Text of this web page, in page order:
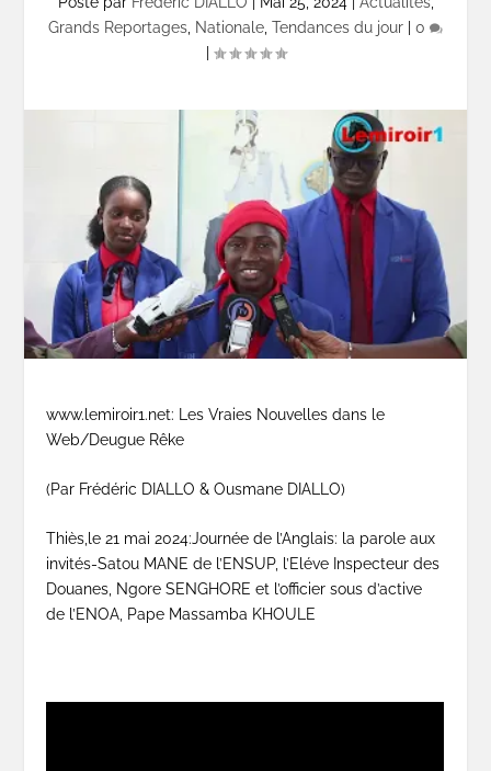
Grands Reportages Nationale Tendances du jour
0
www.lemiroir1.net: Les Vraies Nouvelles dans le
Web/Deugue Rêke
(Par Frédéric DIALLO & Ousmane DIALLO)
Thiès,le 21 mai 2024:Journée de l’Anglais: la parole aux
invités-Satou MANE de l’ENSUP, l’Eléve Inspecteur des
Douanes, Ngore SENGHORE et l’officier sous d’active
de l’ENOA, Pape Massamba KHOULE